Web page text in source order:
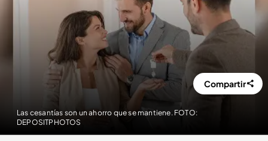
Las cesantías son un ahorro que se mantiene. FOTO:
DEPOSITPHOTOS
Compartir